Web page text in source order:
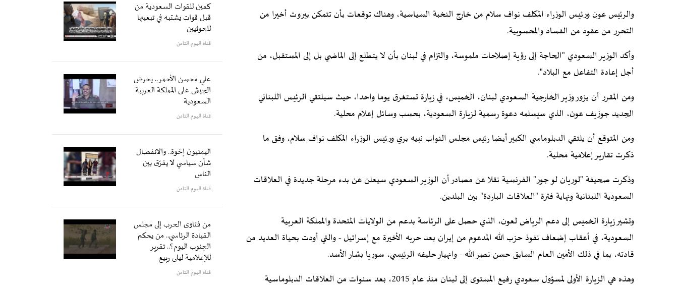
والرئيس عون ورئيس الوزراء المكلف نواف سلام من خارج النخبة السياسية، وهناك توقعات بأن تتمكن بيروت أخيرا من
التحرر من عقود من الفساد والمحسوبية.
وأكد الوزير السعودي "الحاجة إلى رؤية إصلاحات ملموسة، والتزام في لبنان بأن لا يتطلع إلى الماضي بل إلى المستقبل، من
أجل إعادة التفاعل مع البلاد".
ومن المقرر أن يزور وزير الخارجية السعودي لبنان، الخميس، في زيارة تستغرق يوما واحدا، حيث سيلتقي الرئيس اللبناني
الجديد جوزيف عون، الذي سيسلمه دعوة رسمية لزيارة السعودية، بحسب وسائل إعلام محلية.
ومن المتوقع أن يلتقي الدبلوماسي الكبير أيضا رئيس مجلس النواب نبيه بري ورئيس الوزراء المكلف نواف سلام، وفق ما
ذكرت تقارير إعلامية محلية.
وذكرت صحيفة "لوريان لو جور" الفرنسية نقلا عن مصادر أن الوزير السعودي سيعلن عن بدء مرحلة جديدة في العلاقات
السعودية اللبنانية ونهاية فترة "العلاقات الباردة" بين البلدين.
وتشير زيارة الخميس إلى دعم الرياض لعون، الذي حصل على الرئاسة بدعم من الولايات المتحدة والمملكة العربية
السعودية، في أعقاب إضعاف نفوذ حزب الله المدعوم من إيران بعد حربه الأخيرة مع إسرائيل - والتي أودت بحياة العديد من
قادته، بما في ذلك الأمين العام السابق حسن نصر الله - وانهيار حليفه الرئيسي، سوريا بشار الأسد.
وهذه هي الزيارة الأولى لمسؤول سعودي رفيع المستوى إلى لبنان منذ عام 2015، بعد سنوات من العلاقات الدبلوماسية
كمين للقوات السعودية من
قبل قوات يشتبه في تبعيتها
للحوثيين
قناة اليوم الثامن
علي محسن الأحمر.. يحرض
الجيش على المملكة العربية
السعودية
قناة اليوم الثامن
اليمنيون إخوة.. والانفصال
شأن سياسي لا يفرّق بين
الناس
قناة اليوم الثامن
من فتاوى الحرب إلى مجلس
القيادة الرئاسي.. من يحكم
الجنوب اليوم؟.. تقرير
للإعلامية ليلى ربيع
قناة اليوم الثامن